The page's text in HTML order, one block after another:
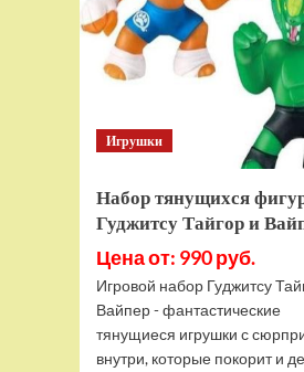
Edition
ww
Игрушки
Набор тянущихся
Гуджитсу Тайгор и
Цена от: 990 руб.
Игровой набор Гуджитсу
Вайпер - фантастические
тянущиеся игрушки с
внутри, которые покорит и